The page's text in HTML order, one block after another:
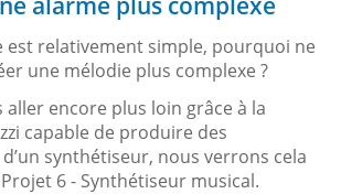
est relativement simple, pourquoi ne
une mélodie plus complexe ?
aller encore plus loin grâce à la
capable de produire des
synthétiseur, nous verrons cela
6 - Synthétiseur musical.